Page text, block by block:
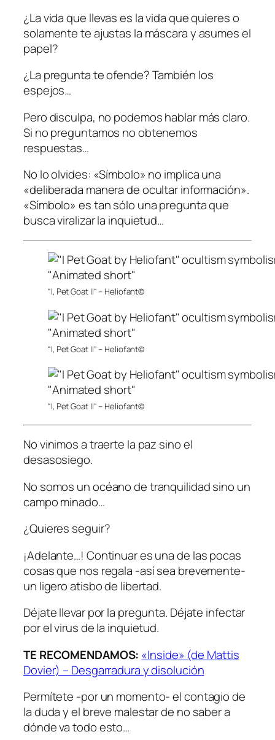
¿La vida que llevas es la vida que quieres o
solamente te ajustas la máscara y asumes el
papel?
¿La pregunta te ofende? También los
espejos…
Pero disculpa, no podemos hablar más claro.
Si no preguntamos no obtenemos
respuestas…
No lo olvides: «Símbolo» no implica una
«deliberada manera de ocultar información».
«Símbolo» es tan sólo una pregunta que
busca viralizar la inquietud…
“I, Pet Goat II” – Heliofant©
“I, Pet Goat II” – Heliofant©
“I, Pet Goat II” – Heliofant©
No vinimos a traerte la paz sino el
desasosiego.
No somos un océano de tranquilidad sino un
campo minado…
¿Quieres seguir?
¡Adelante…! Continuar es una de las pocas
cosas que nos regala -así sea brevemente-
un ligero atisbo de libertad.
Déjate llevar por la pregunta. Déjate infectar
por el virus de la inquietud.
TE RECOMENDAMOS: «Inside» (de Mattis
Dovier) – Desgarradura y disolución
Permítete -por un momento- el contagio de
la duda y el breve malestar de no saber a
dónde va todo esto…